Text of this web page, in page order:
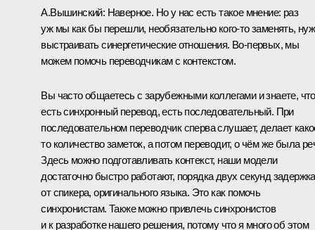
А.Вышинский: Наверное. Но у нас есть такое мнение: раз
уж мы как бы перешли, необязательно кого-то заменять,
выстраивать синергетические отношения. Во-первых, мы
можем помочь переводчикам с контекстом.
Вы часто общаетесь с зарубежными коллегами и знаете, что
есть синхронный перевод, есть последовательный. При
последовательном переводчик сперва слушает, делает
то количество заметок, а потом переводит, о чём же была
Здесь можно подготавливать контекст, наши модели
достаточно быстро работают, порядка двух секунд задержка
от спикера, оригинального языка. Это как помочь
синхронистам. Также можно привлечь синхронистов
и к разработке нашего решения, потому что я много об этом